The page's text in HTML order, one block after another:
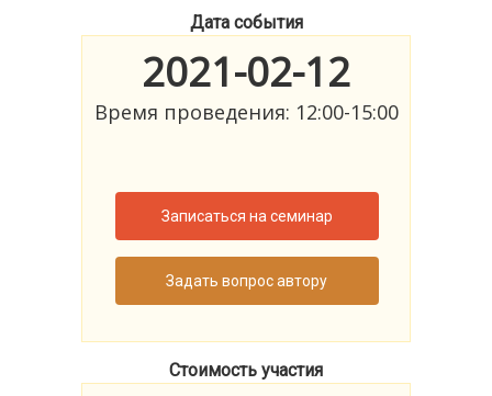
Дата события
2021-02-12
Время проведения: 12:00-15:00
Записаться на семинар
Задать вопрос автору
Стоимость участия